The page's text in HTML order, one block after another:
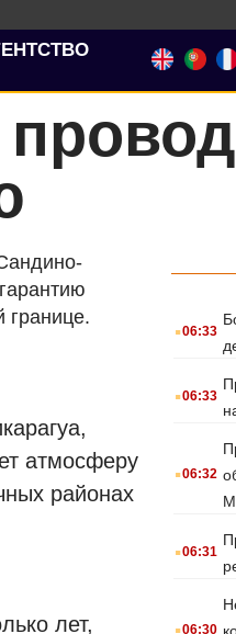
границе.
атмосферу
районах
лет,
.06:33
.06:33
.06:32
.06:31
.06:30